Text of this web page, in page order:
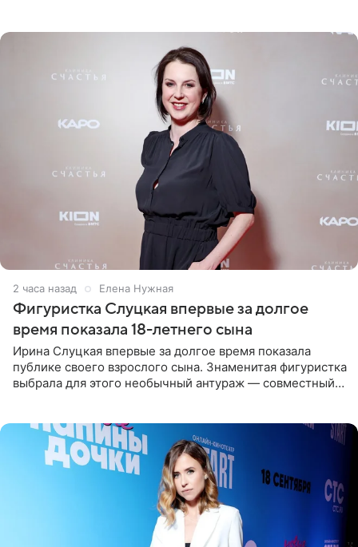
2 часа назад Елена Нужная
Фигуристка Слуцкая впервые за долгое
время показала 18-летнего сына
Ирина Слуцкая впервые за долгое время показала
публике своего взрослого сына. Знаменитая фигуристка
выбрала для этого необычный антураж — совместный